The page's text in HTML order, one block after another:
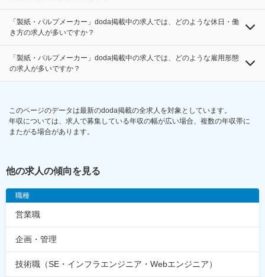
「製紙・パルプメーカー」doda掲載中の求人では、どのような休日・働
き方の求人が多いですか？
「製紙・パルプメーカー」doda掲載中の求人では、どのような雇用形態
の求人が多いですか？
このページのデータは最新のdoda掲載の全求人を対象としています。
年収については、求人で募集している年収の幅が広い場合、複数の年収帯に
またがる場合があります。
他の求人の傾向を見る
職種
営業職
企画・管理
技術職（SE・インフラエンジニア・Webエンジニア）